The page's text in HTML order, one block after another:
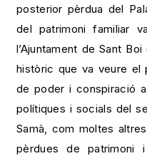
posterior pèrdua del
del patrimoni familiar
l’Ajuntament de Sant
històric que va veure el
de poder i conspiració
polítiques i socials del
Samà, com moltes
pèrdues de patrimoni